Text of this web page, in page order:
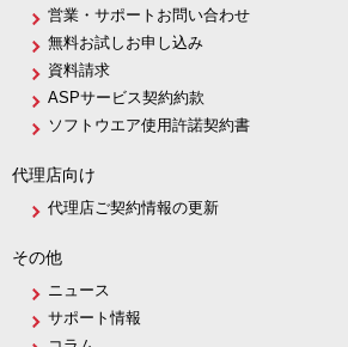
営業・サポートお問い合わせ
無料お試しお申し込み
資料請求
ASPサービス契約約款
ソフトウエア使用許諾契約書
代理店向け
代理店ご契約情報の更新
その他
ニュース
サポート情報